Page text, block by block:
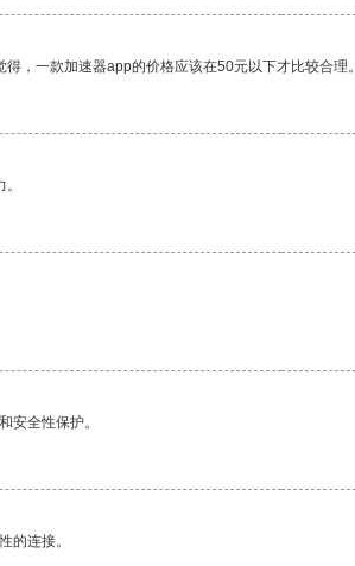
，一款加速器app的价格应该在50元以下才比较合理。
安全性保护。
的连接。